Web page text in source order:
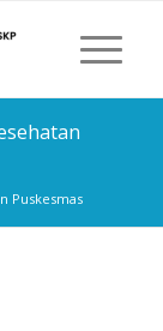
Puskesmas